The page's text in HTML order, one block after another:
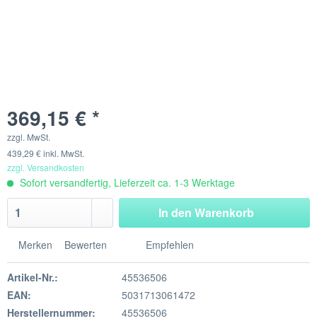
369,15 € *
zzgl. MwSt.
439,29 € inkl. MwSt.
zzgl. Versandkosten
Sofort versandfertig, Lieferzeit ca. 1-3 Werktage
In den Warenkorb
Merken Bewerten Empfehlen
Artikel-Nr.:
45536506
EAN:
5031713061472
Herstellernummer:
45536506